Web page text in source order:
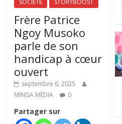
SOCIETE
STORYBOOST
Frère Patrice
Ngoy Musoko
parle de son
handicap à cœur
ouvert
septembre 6, 2025
MINGA MÉDIA
0
Partager sur